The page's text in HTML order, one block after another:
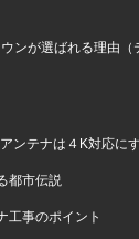
ンが選ばれる理由（
ンテナは４K対応に
都市伝説
工事のポイント